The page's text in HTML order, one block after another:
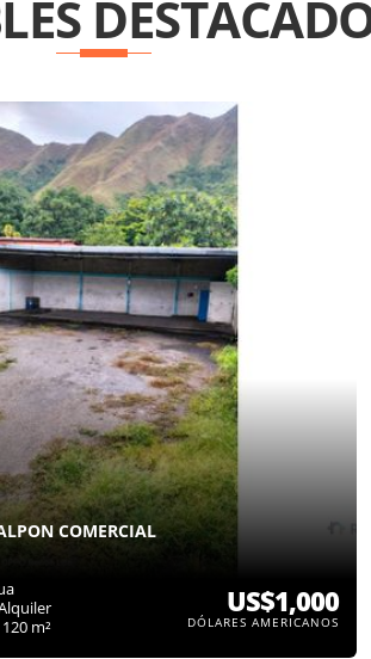
COMERCIAL
120 m²
US$1,000
DÓLARES AMERICANOS